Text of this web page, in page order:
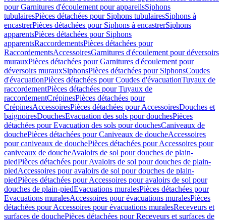
pour Garnitures d'écoulement pour appareilsSiphons
tubulairesPièces détachées pour Siphons tubulairesSiphons à
encastrerPièces détachées pour Siphons à encastrerSiphons
apparentsPièces détachées pour Siphons
apparentsRaccordementsPièces détachées pour
RaccordementsAccessoiresGarnitures d'écoulement pour déversoirs
murauxPièces détachées pour Garnitures d'écoulement pour
déversoirs murauxSiphonsPièces détachées pour SiphonsCoudes
d'évacuationPièces détachées pour Coudes d'évacuationTuyaux de
raccordementPièces détachées pour Tuyaux de
raccordementCrépinesPièces détachées pour
CrépinesAccessoiresPièces détachées pour AccessoiresDouches et
baignoiresDouchesEvacuation des sols pour douchesPièces
détachées pour Evacuation des sols pour douchesCaniveaux de
douchePièces détachées pour Caniveaux de doucheAccessoires
pour caniveaux de douchePièces détachées pour Accessoires pour
caniveaux de doucheAvaloirs de sol pour douches de plain-
piedPièces détachées pour Avaloirs de sol pour douches de plain-
piedAccessoires pour avaloirs de sol pour douches de plain-
piedPièces détachées pour Accessoires pour avaloirs de sol pour
douches de plain-piedEvacuations muralesPièces détachées pour
Evacuations muralesAccessoires pour évacuations muralesPièces
détachées pour Accessoires pour évacuations muralesReceveurs et
surfaces de douchePièces détachées pour Receveurs et surfaces de